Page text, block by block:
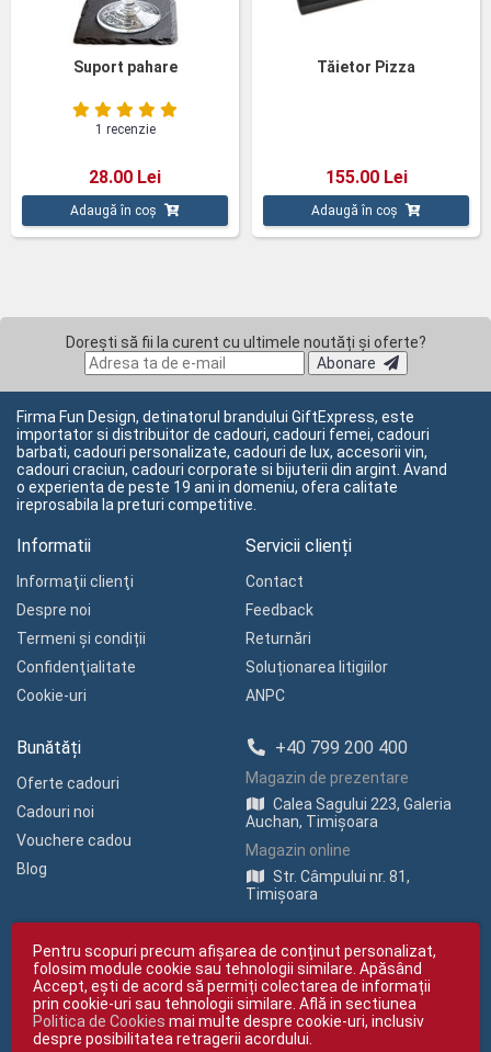
Suport pahare
1 recenzie
28.00 Lei
Adaugă în coș
Tăietor Pizza
155.00 Lei
Adaugă în coș
Dorești să fii la curent cu ultimele noutăți și oferte?
Abonare
Firma Fun Design, detinatorul brandului GiftExpress, este
importator si distribuitor de cadouri, cadouri femei, cadouri
barbati, cadouri personalizate, cadouri de lux, accesorii vin,
cadouri craciun, cadouri corporate si bijuterii din argint. Avand
o experienta de peste 19 ani in domeniu, ofera calitate
ireprosabila la preturi competitive.
Informatii
Informaţii clienţi
Despre noi
Termeni și condiții
Confidenţialitate
Cookie-uri
Servicii clienți
Contact
Feedback
Returnări
Soluționarea litigiilor
ANPC
Bunătăți
Oferte cadouri
Cadouri noi
Vouchere cadou
Blog
+40 799 200 400
Magazin de prezentare
Calea Sagului 223, Galeria
Auchan, Timișoara
Magazin online
Str. Câmpului nr. 81,
Timișoara
Copyright © giftexpress.ro | Toate drepturile rezervate
giftexpress.ro aparține de Fun Design SRL (CUI RO 15651694, Nr. Reg. Com.
Pentru scopuri precum afișarea de conținut personalizat,
folosim module cookie sau tehnologii similare. Apăsând
Accept, ești de acord să permiți colectarea de informații
prin cookie-uri sau tehnologii similare. Află in sectiunea
Politica de Cookies mai multe despre cookie-uri, inclusiv
despre posibilitatea retragerii acordului.